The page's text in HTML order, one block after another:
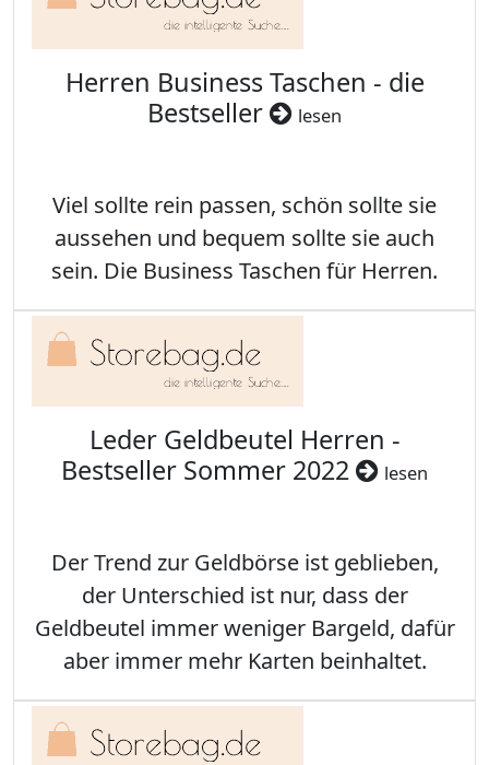
Herren Business Taschen - die
Bestseller
lesen
Viel sollte rein passen, schön sollte sie
aussehen und bequem sollte sie auch
sein. Die Business Taschen für Herren.
Leder Geldbeutel Herren -
Bestseller Sommer 2022
lesen
Der Trend zur Geldbörse ist geblieben,
der Unterschied ist nur, dass der
Geldbeutel immer weniger Bargeld, dafür
aber immer mehr Karten beinhaltet.